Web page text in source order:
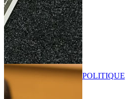
POLITIQUE